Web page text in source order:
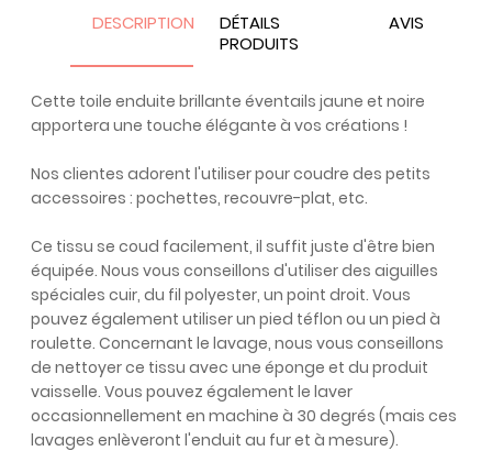
DESCRIPTION
DÉTAILS
PRODUITS
AVIS
Cette toile enduite brillante éventails jaune et noire
apportera une touche élégante à vos créations !
Nos clientes adorent l'utiliser pour coudre des petits
accessoires : pochettes, recouvre-plat, etc.
Ce tissu se coud facilement, il suffit juste d'être bien
équipée. Nous vous conseillons d'utiliser des aiguilles
spéciales cuir, du fil polyester, un point droit. Vous
pouvez également utiliser un pied téflon ou un pied à
roulette. Concernant le lavage, nous vous conseillons
de nettoyer ce tissu avec une éponge et du produit
vaisselle. Vous pouvez également le laver
occasionnellement en machine à 30 degrés (mais ces
lavages enlèveront l'enduit au fur et à mesure).